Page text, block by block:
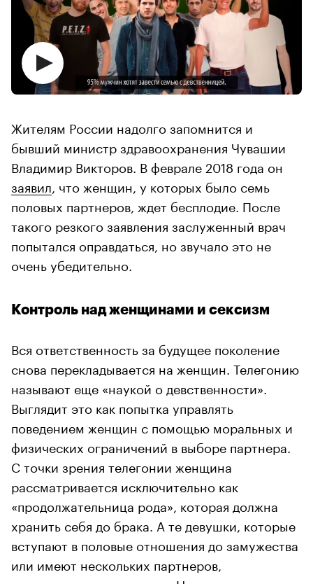
Жителям России надолго запомнится и
бывший министр здравоохранения Чувашии
Владимир Викторов. В феврале 2018 года он
заявил , что женщин, у которых было семь
половых партнеров, ждет бесплодие. После
такого резкого заявления заслуженный врач
попытался оправдаться, но звучало это не
очень убедительно.
Контроль над женщинами и сексизм
Вся ответственность за будущее поколение
снова перекладывается на женщин. Телегонию
называют еще «наукой о девственности».
Выглядит это как попытка управлять
поведением женщин с помощью моральных и
физических ограничений в выборе партнера.
С точки зрения телегонии женщина
рассматривается исключительно как
«продолжательница рода», которая должна
хранить себя до брака. А те девушки, которые
вступают в половые отношения до замужества
или имеют нескольких партнеров,